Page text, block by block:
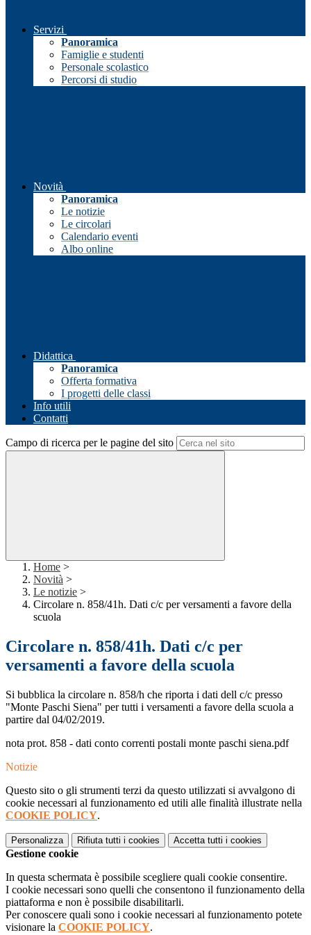
Servizi
Panoramica
Famiglie e studenti
Personale scolastico
Percorsi di studio
Novità
Panoramica
Le notizie
Le circolari
Calendario eventi
Albo online
Didattica
Panoramica
Offerta formativa
I progetti delle classi
Info utili
Contatti
Campo di ricerca per le pagine del sito
Home >
Novità >
Le notizie >
Circolare n. 858/41h. Dati c/c per versamenti a favore della
scuola
Circolare n. 858/41h. Dati c/c per
versamenti a favore della scuola
Si bubblica la circolare n. 858/h che riporta i dati dell c/c presso
"Monte Paschi Siena" per tutti i versamenti a favore della scuola a
partire dal 04/02/2019.
nota prot. 858 - dati conto correnti postali monte paschi siena.pdf
Notizie
Questo sito o gli strumenti terzi da questo utilizzati si avvalgono di
cookie necessari al funzionamento ed utili alle finalità illustrate nella
COOKIE POLICY.
Personalizza Rifiuta tutti i cookies Accetta tutti i cookies
Gestione cookie
In questa schermata è possibile scegliere quali cookie consentire.
I cookie necessari sono quelli che consentono il funzionamento della
piattaforma e non è possibile disabilitarli.
Per conoscere quali sono i cookie necessari al funzionamento potete
visionare la COOKIE POLICY.